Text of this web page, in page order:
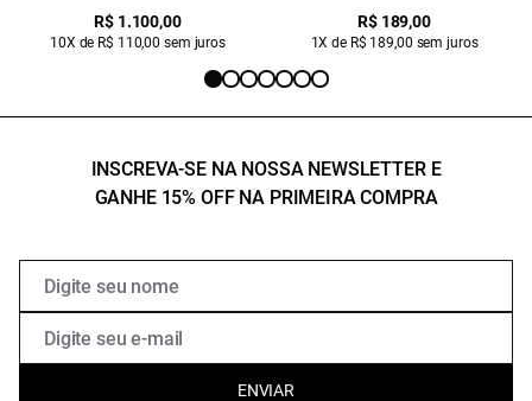
R$ 1.100,00
10X de R$ 110,00 sem juros
R$ 189,00
1X de R$ 189,00 sem juros
INSCREVA-SE NA NOSSA NEWSLETTER E
GANHE 15% OFF NA PRIMEIRA COMPRA
ENVIAR